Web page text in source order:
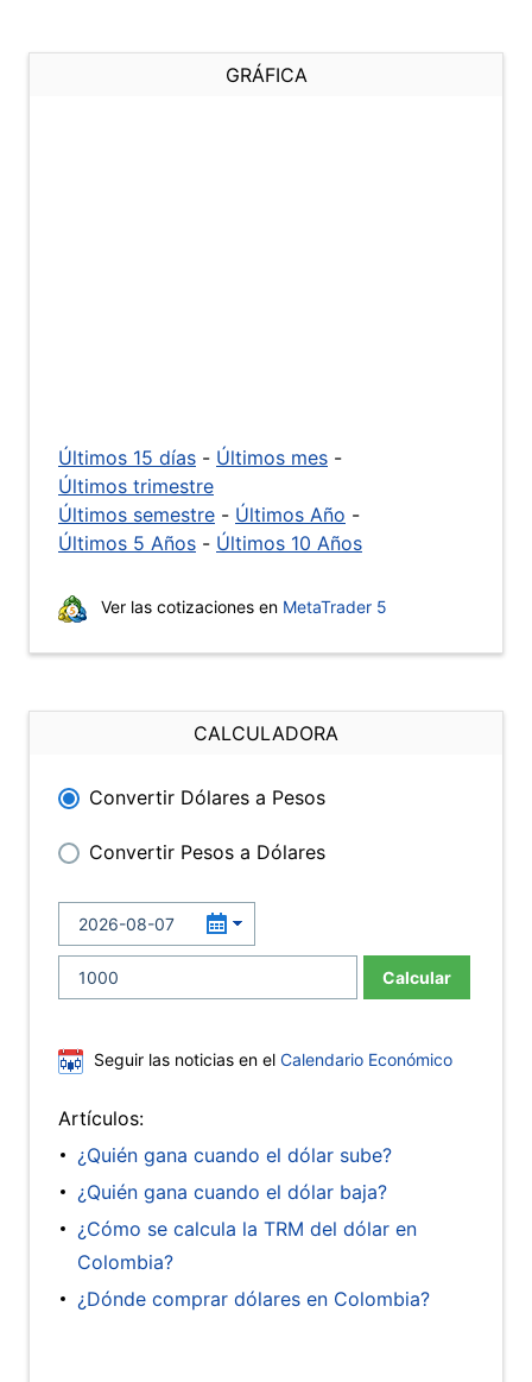
GRÁFICA
Últimos 15 días - Últimos mes -
Últimos trimestre
Últimos semestre - Últimos Año -
Últimos 5 Años - Últimos 10 Años
Ver las cotizaciones en MetaTrader 5
CALCULADORA
Convertir Dólares a Pesos
Convertir Pesos a Dólares
Calcular
Seguir las noticias en el Calendario Económico
Artículos:
¿Quién gana cuando el dólar sube?
¿Quién gana cuando el dólar baja?
¿Cómo se calcula la TRM del dólar en
Colombia?
¿Dónde comprar dólares en Colombia?